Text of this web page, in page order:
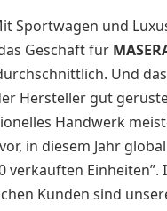
Sportwagen und
Geschäft für
Und
Hersteller gut
Handwerk
in diesem Jahr
verkauften
Kunden sind